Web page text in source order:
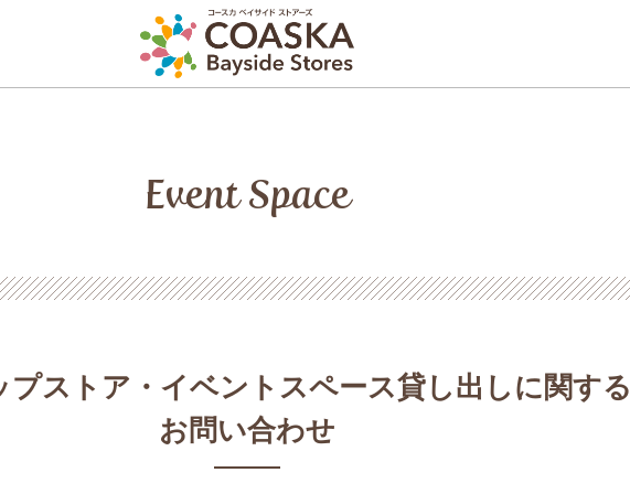
Event Space
プストア・イベントスペース貸し出しに関する
お問い合わせ